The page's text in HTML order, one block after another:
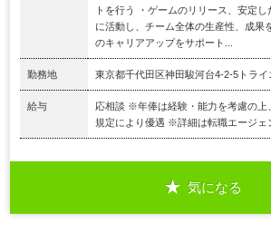
トを行う ・ゲームのリリース、安定
に活動し、チーム全体の生産性、成果
のキャリアアップをサポート...
勤務地 東京都千代田区神田駿河台4-2-5トラ
給与
応相談 ※年俸は経験・能力を考慮の上
規定により優遇 ※詳細は転職エージェ
気になる